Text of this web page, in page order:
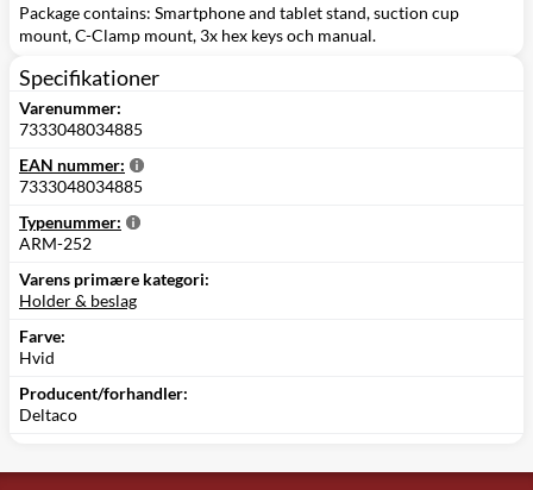
Package contains: Smartphone and tablet stand, suction cup
mount, C-Clamp mount, 3x hex keys och manual.
Specifikationer
Varenummer:
7333048034885
EAN nummer:
7333048034885
Typenummer:
ARM-252
Varens primære kategori:
Holder & beslag
Farve:
Hvid
Producent/forhandler:
Deltaco